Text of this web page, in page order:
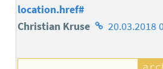
location.href#
Christian Kruse Homepage
Autors
20.03.2018